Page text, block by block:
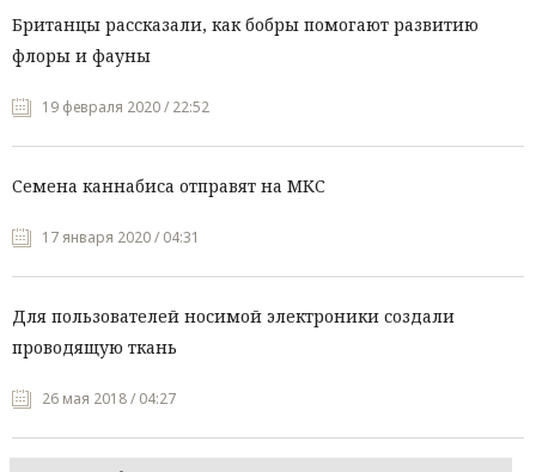
Британцы рассказали, как бобры помогают развитию
флоры и фауны
19 февраля 2020 / 22:52
Семена каннабиса отправят на МКС
17 января 2020 / 04:31
Для пользователей носимой электроники создали
проводящую ткань
26 мая 2018 / 04:27